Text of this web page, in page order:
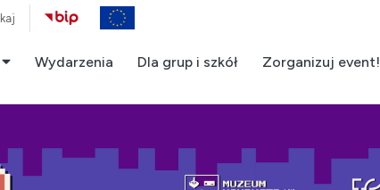
Wydarzenia Dla grup i szkół Zorganizuj event!